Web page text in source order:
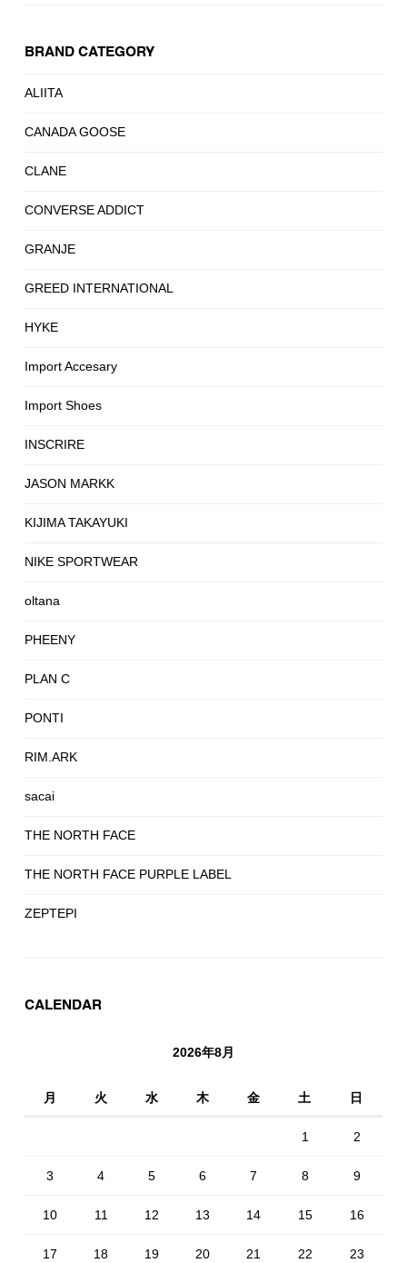
BRAND CATEGORY
ALIITA
CANADA GOOSE
CLANE
CONVERSE ADDICT
GRANJE
GREED INTERNATIONAL
HYKE
Import Accesary
Import Shoes
INSCRIRE
JASON MARKK
KIJIMA TAKAYUKI
NIKE SPORTWEAR
oltana
PHEENY
PLAN C
PONTI
RIM.ARK
sacai
THE NORTH FACE
THE NORTH FACE PURPLE LABEL
ZEPTEPI
CALENDAR
2026年8月
月 火 水 木 金 土 日
1 2
3 4 5 6 7 8 9
10 11 12 13 14 15 16
17 18 19 20 21 22 23